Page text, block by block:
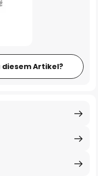
diesem Artikel?